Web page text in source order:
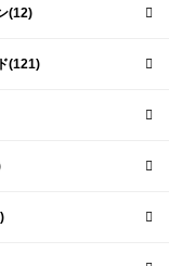
(12)
(121)